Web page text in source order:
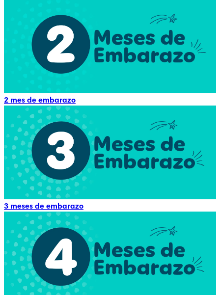
2 mes de embarazo
3 meses de embarazo